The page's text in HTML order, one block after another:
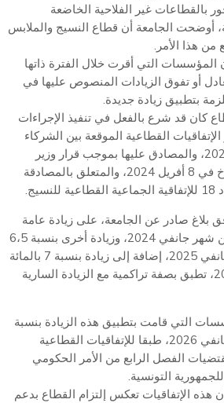
بالقطاعات غير الفلاحية الخاضعة
أوضحت الجامعة أن قطاع النسيج والملابس
من هذا الأمر.
التي أقرت خلال الفترة ذاتها
أو تفوق الزيادات المنصوص عليها في
بتطبيق زيادة جديدة.
كان قد شرع بالفعل في تنفيذ الإجراءات
القطاعية الموقعة بين الشركاء
الإجتماعيين في جانفي 2024، والمصادق عليها بموجب قرار وزير
الشؤون الإجتماعية المؤرخ في 8 أفريل 2024، والمتعلق بالمصادقة
بلاغ صادر عن الجامعة، على زيادة عامة
بنسبة 6،5 بالمائة بداية من شهر جانفي 2024، وزيادة أخرى بنسبة 6،5
بالمائة إنطلاقا من شهر جانفي 2025، إضافة إلى زيادة بنسبة 7 بالمائة
بداية من شهر جانفي 2026، تطبق بصفة تراكمية مع الزيادة السارية
التي قامت بتطبيق هذه الزيادة بنسبة
7 بالمائة بداية من شهر جانفي 2026، طبقا للإتفاقيات القطاعية
الفصل الرابع من الأمر الحكومي
التونسية.
الإتفاقيات تعكس إلتزام القطاع بدعم